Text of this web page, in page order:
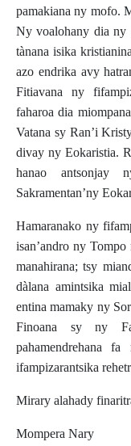
pamakiana ny mofo.
Ny voalohany dia ny
tànana isika
azo endrika avy
Fitiavana ny
faharoa dia
Vatana sy Ran’i
divay ny Eokaristia.
hanao antsonjay
Sakramentan’ny
Hamaranako ny
isan’andro ny Tompo
manahirana; tsy
dàlana amintsika
entina mamaky ny
Finoana sy ny
pahamendrehana
ifampizarantsika
Mirary alahady
Mompera Nary